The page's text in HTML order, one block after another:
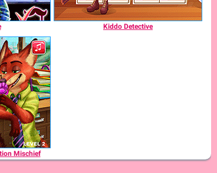
Kiddo Detective
Mischief